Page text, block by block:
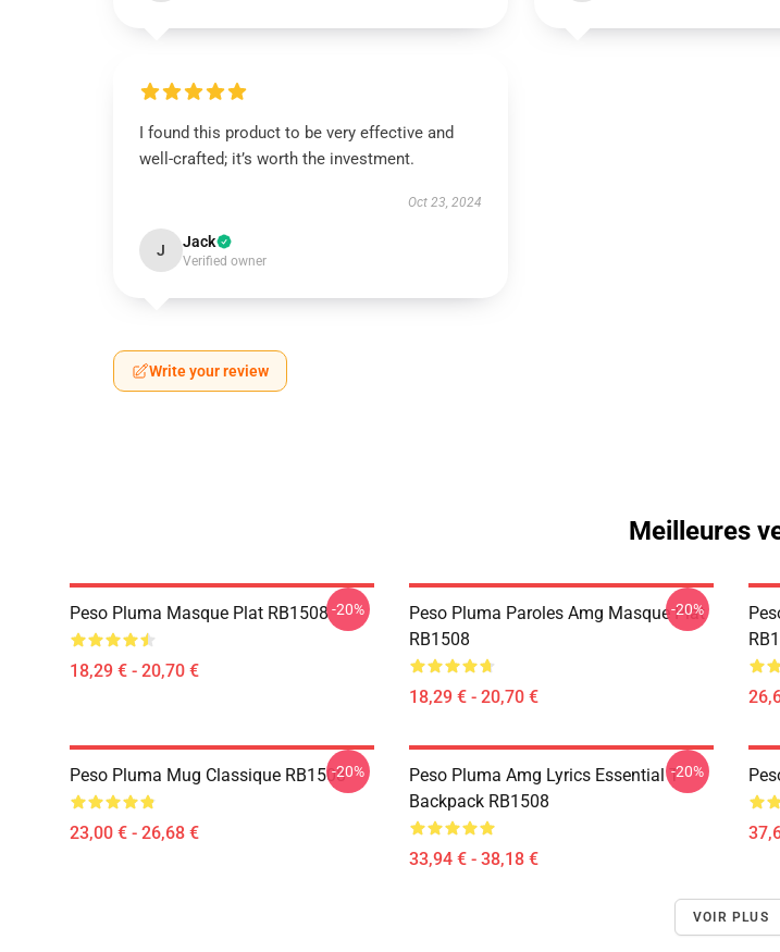
I found this product to be very effective and
well-crafted; it’s worth the investment.
Oct 23, 2024
J Jack
Verified owner
Write your review
Meilleures
Peso Pluma Masque Plat RB1508
18,29 € - 20,70 €
-20%
Peso Pluma Paroles Amg Masque Plat
RB1508
18,29 € - 20,70 €
-20%
Peso Pluma Mug Classique RB1508
23,00 € - 26,68 €
-20%
Peso Pluma Amg Lyrics Essential T-
Backpack RB1508
33,94 € - 38,18 €
-20%
VOIR PLUS